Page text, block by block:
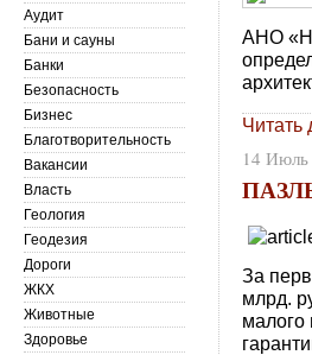
АНО
Читать
14 Июль
За
млрд.
малого
Аудит
Бани и сауны
Банки
Безопасность
Бизнес
Благотворительность
Вакансии
Власть
Геология
Геодезия
Дороги
ЖКХ
Животные
Здоровье